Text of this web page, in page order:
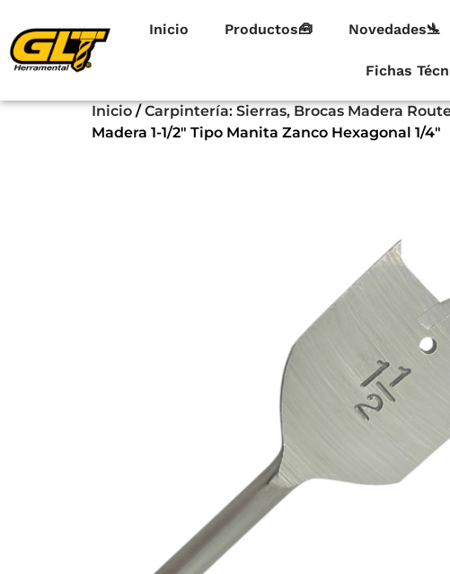
Inicio Productos🧰 Novedades🛬
Fichas
Inicio/Carpintería: Sierras, Brocas Madera
Madera 1-1/2″ Tipo Manita Zanco Hexagonal 1/4″